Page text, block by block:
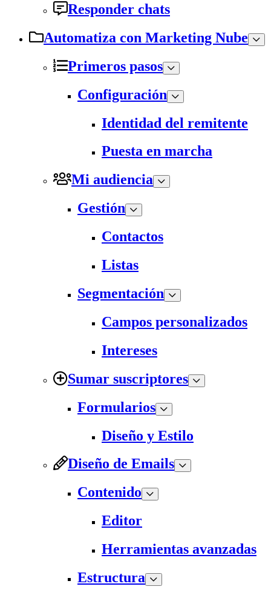
Responder chats
Automatiza con Marketing Nube
Primeros pasos
Configuración
Identidad del remitente
Puesta en marcha
Mi audiencia
Gestión
Contactos
Listas
Segmentación
Campos personalizados
Intereses
Sumar suscriptores
Formularios
Diseño y Estilo
Diseño de Emails
Contenido
Editor
Herramientas avanzadas
Estructura